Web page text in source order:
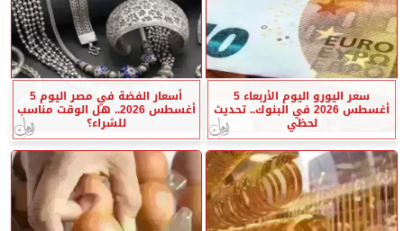
سعر اليورو اليوم الأربعاء 5
أغسطس 2026 في البنوك.. تحديث
لحظي
أسعار الفضة في مصر اليوم 5
أغسطس 2026.. هل الوقت مناسب
للشراء؟